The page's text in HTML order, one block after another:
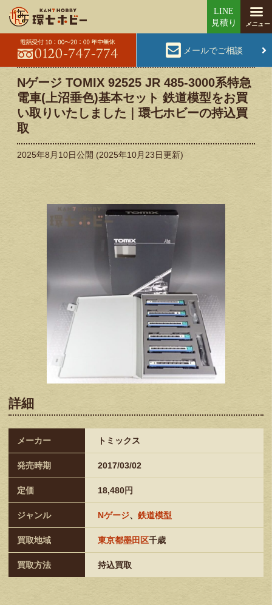
メールでご相談
Nゲージ TOMIX 92525 JR 485-3000系特急
電車(上沼垂色)基本セット 鉄道模型をお買
い取りいたしました｜環七ホビーの持込買
取
2025年8月10日公開 (2025年10月23日更新)
詳細
メーカー トミックス
発売時期 2017/03/02
定価 18,480円
ジャンル Nゲージ、 鉄道模型
買取地域 東京都墨田区千歳
買取方法 持込買取